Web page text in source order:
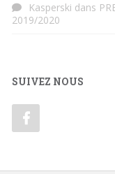
Kasperski dans
2019/2020
SUIVEZ NOUS